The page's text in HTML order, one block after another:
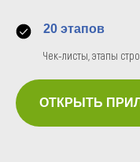
20 этапов
Чек-листы, этапы
ОТКРЫТЬ